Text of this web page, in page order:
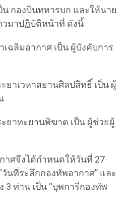
กองบินทหารบก และให้นาย
วมาปฏิบัติหน้าที่ ดังนี้
ฉลิมอากาศ เป็น ผู้บังคับการ
ยาเวหาสยานศิลปสิทธิ์ เป็น ผู้
ยาทะยานพิฆาต เป็น ผู้ช่วยผู้
าศจึงได้กำหนดให้วันที่ 27
นที่ระลึกกองทัพอากาศ” และ
3 ท่าน เป็น “บุพการีกองทัพ